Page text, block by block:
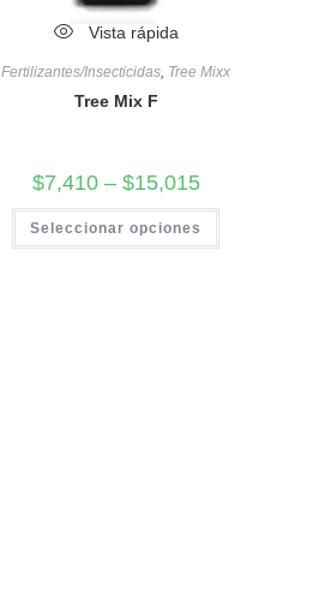
Vista rápida
Fertilizantes/Insecticidas, Tree Mixx
Tree Mix F
$7,410 – $15,015
Seleccionar opciones